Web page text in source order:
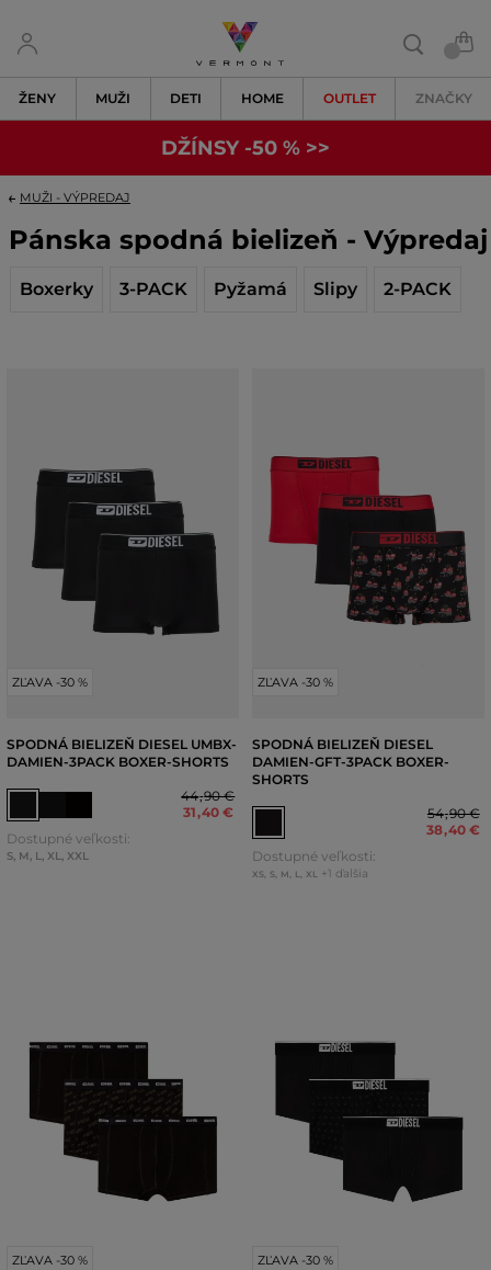
ŽENY MUŽI DETI HOME OUTLET ZNAČKY
DŽÍNSY -50 % >>
MUŽI - VÝPREDAJ
Pánska spodná bielizeň - Výpredaj
Boxerky 3-PACK Pyžamá Slipy 2-PACK
ZĽAVA -30 %
SPODNÁ BIELIZEŇ DIESEL UMBX-
DAMIEN-3PACK BOXER-SHORTS
44,90 €
31,40 €
Dostupné veľkosti:
S, M, L, XL, XXL
ZĽAVA -30 %
SPODNÁ BIELIZEŇ DIESEL
DAMIEN-GFT-3PACK BOXER-
SHORTS
54,90 €
38,40 €
Dostupné veľkosti:
XS, S, M L XL +1 ďalšia
ZĽAVA -30 % ZĽAVA -30 %